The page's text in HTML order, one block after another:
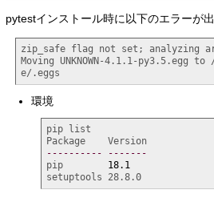
pytestインストール時に以下のエラーが出
zip_safe flag not set; analyzing
Moving UNKNOWN-4.1.1-py3.5.egg to
e/.eggs
環境
pip list
Package    Version
----------
-------
pip 18.1
setuptools 28.8.0